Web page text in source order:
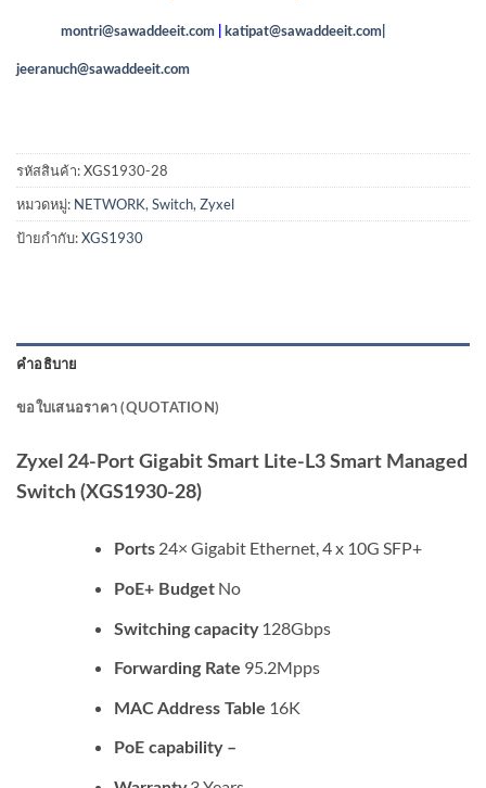
montri@sawaddeeit.com katipat@sawaddeeit.com|
jeeranuch@sawaddeeit.com
รหัสสินค้า:XGS1930-28
หมวดหมู่: NETWORK, Switch, Zyxel
ป้ายกำกับ:XGS1930
คำอธิบาย
ขอใบเสนอราคา (QUOTATION)
Zyxel 24-Port Gigabit Smart Lite-L3 Smart Managed
Switch (XGS1930-28)
Ports24× Gigabit Ethernet, 4 x 10G SFP+
PoE+ BudgetNo
Switching capacity128Gbps
Forwarding Rate 95.2Mpps
MAC Address Table 16K
PoE capability –